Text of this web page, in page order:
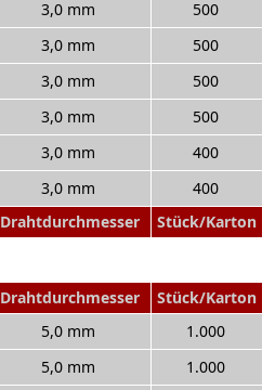
Drahtdurchmesser Stück/Karton
3,0 mm 500
3,0 mm 500
3,0 mm 500
3,0 mm 500
3,0 mm 400
3,0 mm 400
Drahtdurchmesser Stück/Karton
5,0 mm 1.000
5,0 mm 1.000